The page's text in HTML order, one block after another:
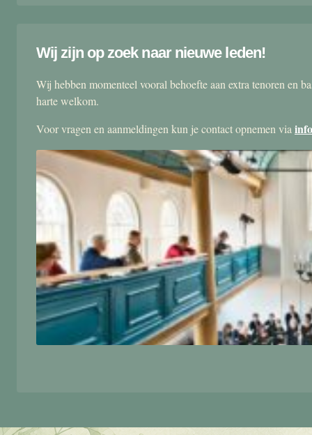
Wij zijn op zoek naar nieuwe leden!
Wij hebben momenteel vooral behoefte aan extra tenoren en
harte welkom.
Voor vragen en aanmeldingen kun je contact opnemen via